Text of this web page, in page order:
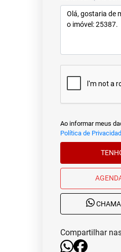
Ao informar meus
Política de
Compartilhar